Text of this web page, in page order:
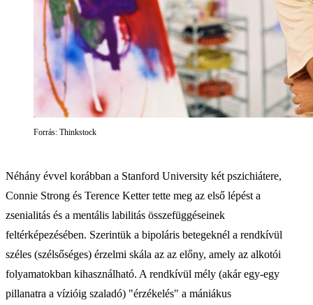
Forrás: Thinkstock
Néhány évvel korábban a Stanford University két pszichiátere,
Connie Strong és Terence Ketter tette meg az első lépést a
zsenialitás és a mentális labilitás összefüggéseinek
feltérképezésében. Szerintük a bipoláris betegeknél a rendkívül
széles (szélsőséges) érzelmi skála az az előny, amely az alkotói
folyamatokban kihasználható. A rendkívül mély (akár egy-egy
pillanatra a vízióig szaladó) "érzékelés" a mániákus